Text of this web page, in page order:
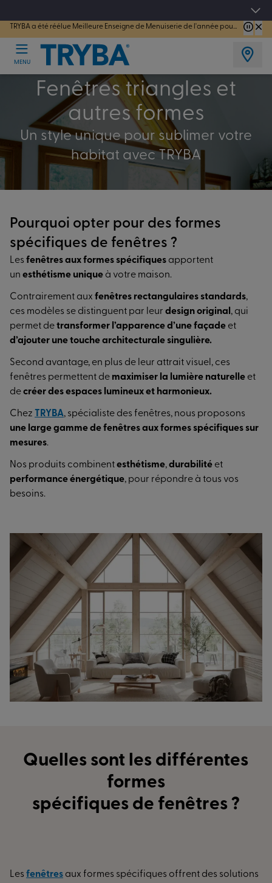
Les jours tentation : Jusqu'à -15% sur vos fenêtres, portes, volets et pergolas
MENU
Fenêtres triangles et
autres formes
Un style unique pour sublimer votre
habitat avec TRYBA
Pourquoi opter pour des formes
spécifiques de fenêtres ?
Les fenêtres aux formes spécifiques apportent
un esthétisme unique à votre maison.
Contrairement aux fenêtres rectangulaires standards,
ces modèles se distinguent par leur design original , qui
permet detransformer l’apparence d’une façade et
d’ajouter une touche architecturale singulière.
Second avantage, en plus de leur attrait visuel, ces
fenêtres permettent de maximiser la lumière naturelle et
decréer des espaces lumineux et harmonieux.
Chez TRYBA, spécialiste des fenêtres, nous proposons
une large gamme de fenêtres aux formes spécifiques sur
mesures.
Nos produits combinentesthétisme,durabilité et
performance énergétique, pour répondre à tous vos
besoins.
Quelles sont les différentes
formes
spécifiques de fenêtres ?
Les fenêtres aux formes spécifiques offrent des solutions